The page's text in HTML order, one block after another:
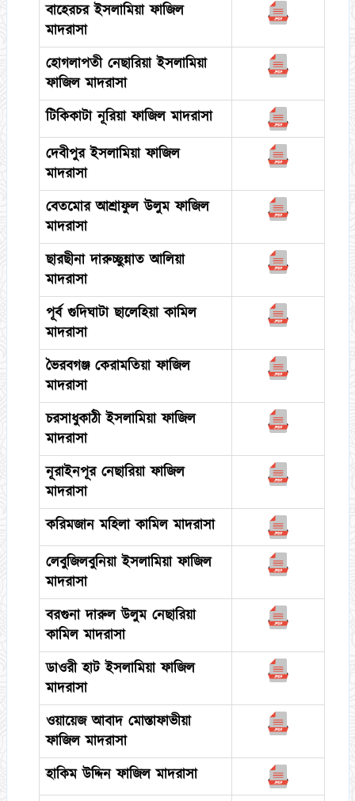
বাহেরচর ইসলামিয়া ফাজিল
মাদরাসা
হোগলাপতী নেছারিয়া ইসলামিয়া
ফাজিল মাদরাসা
টিকিকাটা নূরিয়া ফাজিল মাদরাসা
দেবীপুর ইসলামিয়া ফাজিল
মাদরাসা
বেতমোর আশ্রাফুল উলুম ফাজিল
মাদরাসা
ছারছীনা দারুচ্ছুন্নাত আলিয়া
মাদরাসা
পূর্ব গুদিঘাটা ছালেহিয়া কামিল
মাদরাসা
ভৈরবগঞ্জ কেরামতিয়া ফাজিল
মাদরাসা
চরসাধুকাঠী ইসলামিয়া ফাজিল
মাদরাসা
নূরাইনপূর নেছারিয়া ফাজিল
মাদরাসা
করিমজান মহিলা কামিল মাদরাসা
লেবুজিলবুনিয়া ইসলামিয়া ফাজিল
মাদরাসা
বরগুনা দারুল উলুম নেছারিয়া
কামিল মাদরাসা
ডাওরী হাট ইসলামিয়া ফাজিল
মাদরাসা
ওয়ায়েজ আবাদ মোস্তাফাভীয়া
ফাজিল মাদরাসা
হাকিম উদ্দিন ফাজিল মাদরাসা